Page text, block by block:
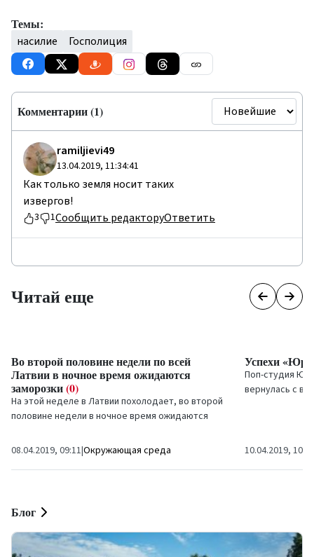
Темы:
насилие Госполиция
Комментарии (1)
rаmiljiеvi49
13.04.2019, 11:34:41
Как только земля носит таких
извергов!
3 1Сообщить редакторуОтветить
Читай еще
Во второй половине недели по всей
Латвии в ночное время ожидаются
заморозки(0)
На этой неделе в Латвии похолодает, во второй
половине недели в ночное время ожидаются
Латвийский центр...
08.04.2019, 09:11|Окружающая среда
Успехи
Поп-студия
вернулась с
10.04.2019, 10:13
Блог